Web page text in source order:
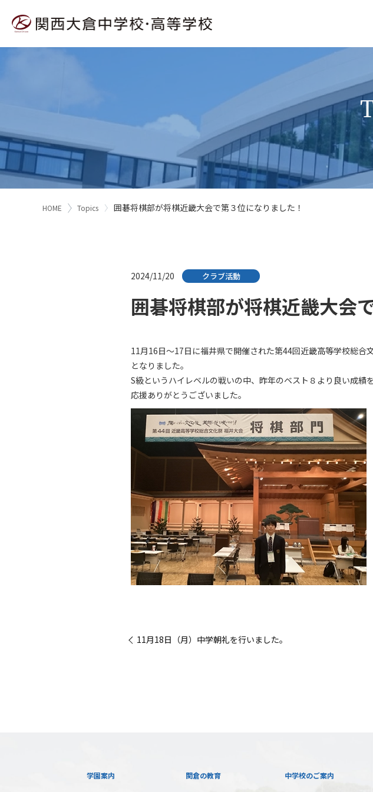
HOME Topics 囲碁将棋部が将棋近畿大会で第３位になりました！
2024/11/20 クラブ活動
囲碁将棋部が将棋近畿大会
11月16日～17日に福井県で開催された第44回近畿高等学校総
となりました。
S級というハイレベルの戦いの中、昨年のベスト８より良い成績
応援ありがとうございました。
« 11月18日（月）中学朝礼を行いました。
学園案内 関倉の教育 中学校のご案内